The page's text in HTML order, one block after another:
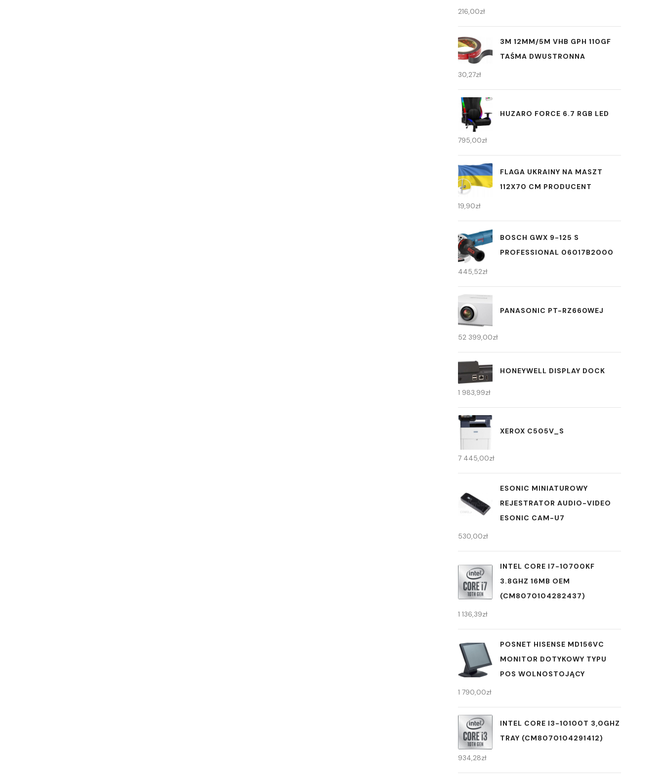
216,00zł
3M 12MM/5M VHB GPH 110GF
TAŚMA DWUSTRONNA
30,27zł
HUZARO FORCE 6.7 RGB LED
795,00zł
FLAGA UKRAINY NA MASZT
112X70 CM PRODUCENT
19,90zł
BOSCH GWX 9-125 S
PROFESSIONAL 06017B2000
445,52zł
PANASONIC PT-RZ660WEJ
52 399,00zł
HONEYWELL DISPLAY DOCK
1 983,99zł
XEROX C505V_S
7 445,00zł
ESONIC MINIATUROWY
REJESTRATOR AUDIO-VIDEO
ESONIC CAM-U7
530,00zł
INTEL CORE I7-10700KF
3.8GHZ 16MB OEM
(CM8070104282437)
1 136,39zł
POSNET HISENSE MD156VC
MONITOR DOTYKOWY TYPU
POS WOLNOSTOJĄCY
1 790,00zł
INTEL CORE I3-10100T 3,0GHZ
TRAY (CM8070104291412)
934,28zł